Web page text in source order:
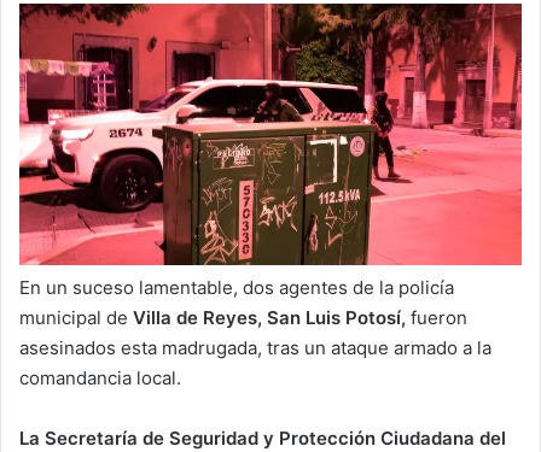
En un suceso lamentable, dos agentes de la policía
municipal de Villa de Reyes, San Luis Potosí, fueron
asesinados esta madrugada, tras un ataque armado a la
comandancia local.
La Secretaría de Seguridad y Protección Ciudadana del